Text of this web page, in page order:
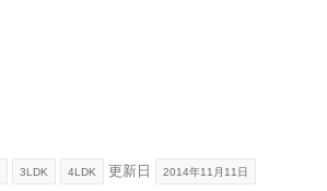
3LDK 4LDK 更新日 2014年11月11日